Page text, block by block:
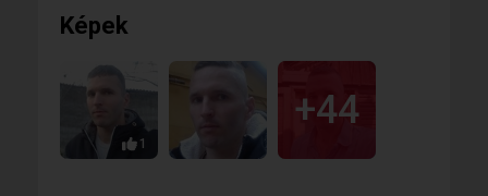
megtalàlja.Szia
Képek
1
+44